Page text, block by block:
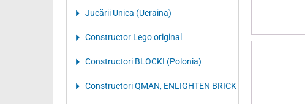
Jucării Unica (Ucraina)
Constructor Lego original
Constructori BLOCKI (Polonia)
Constructori QMAN, ENLIGHTEN BRICK